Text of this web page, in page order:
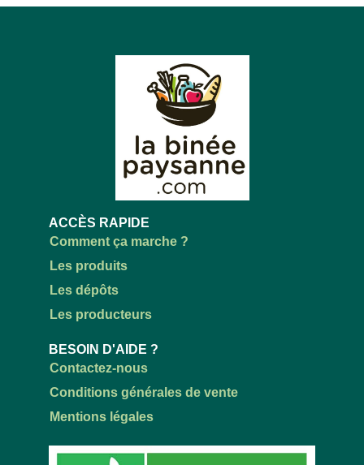
ACCÈS RAPIDE
Comment ça marche ?
Les produits
Les dépôts
Les producteurs
BESOIN D'AIDE ?
Contactez-nous
Conditions générales de vente
Mentions légales